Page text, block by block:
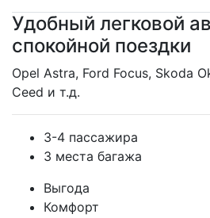
Удобный легковой
спокойной поездки
Opel Astra, Ford Focus, Skoda
Ceed и т.д.
3-4 пассажира
3 места багажа
Выгода
Комфорт